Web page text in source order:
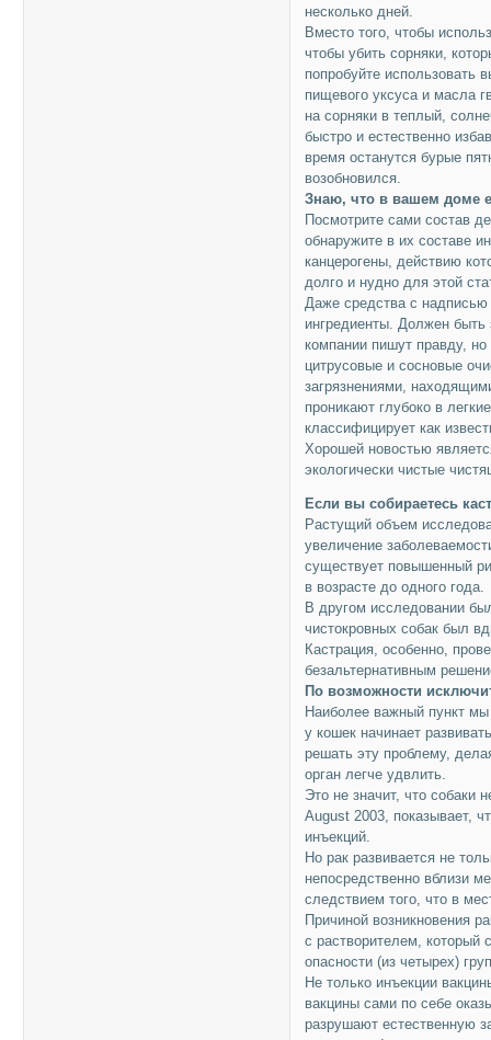
несколько дней.
Вместо того, чтобы
чтобы убить сорняки,
попробуйте использовать
пищевого уксуса и масла
на сорняки в теплый,
быстро и естественно
время останутся бурые
возобновился.
Знаю, что в вашем доме
Посмотрите сами состав
обнаружите в их составе
канцерогены, действию
долго и нудно для этой
Даже средства с надписью
ингредиенты. Должен быть
компании пишут правду,
цитрусовые и сосновые
загрязнениями,
проникают глубоко в
классифицирует как
Хорошей новостью
экологически чистые
Если вы собираетесь
Растущий объем
увеличение
существует повышенный
в возрасте до одного года.
В другом исследовании
чистокровных собак был
Кастрация, особенно,
безальтернативным
По возможности
Наиболее важный пункт
у кошек начинает
решать эту проблему,
орган легче удвлить.
Это не значит, что собаки
August 2003, показывает,
инъекций.
Но рак развивается не
непосредственно вблизи
следствием того, что в
Причиной возникновения
с растворителем, который
опасности (из четырех)
Не только инъекции
вакцины сами по себе
разрушают естественную